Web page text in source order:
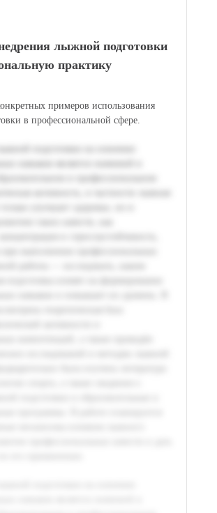
лыжной подготовки
практику
примеров использования
в профессиональной сфере.